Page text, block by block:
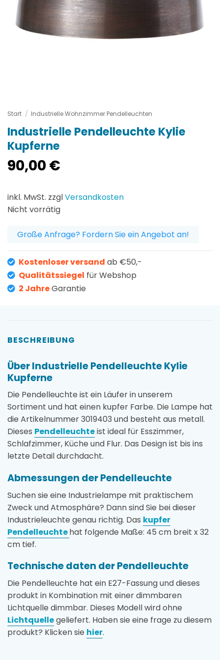
Start / Industrielle Wohnzimmer Pendelleuchten
Industrielle Pendelleuchte Kylie
Kupferne
90,00 €
inkl. MwSt. zzglVersandkosten
Nicht vorrätig
Große Anfrage? Fordern Sie ein Angebot an!
Kostenloser versand ab €50,-
Qualitätssiegel für Webshop
2 JahreGarantie
BESCHREIBUNG
Über Industrielle Pendelleuchte Kylie
Kupferne
Die Pendelleuchte ist ein Läufer in unserem
Sortiment und hat einen kupfer Farbe. Die Lampe hat
die Artikelnummer 3019403 und besteht aus metall.
Dieses Pendelleuchteist ideal für Esszimmer,
Schlafzimmer, Küche und Flur. Das Design ist bis ins
letzte Detail durchdacht.
Abmessungen der Pendelleuchte
Suchen sie eine Industrielampe mit praktischem
Zweck und Atmosphäre? Dann sind Sie bei dieser
Industrieleuchte genau richtig. Das kupfer
Pendelleuchtehat folgende Maße: 45 cm breit x 32
cm tief.
Technische daten der Pendelleuchte
Die Pendelleuchte hat ein E27-Fassung und dieses
produkt in Kombination mit einer dimmbaren
Lichtquelle dimmbar. Dieses Modell wird ohne
Lichtquellegeliefert. Haben sie eine frage zu diesem
produkt? Klicken sie hier.